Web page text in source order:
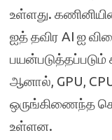
உள்ளது.
ஐத் தவிர AI ஐ
பயன்படுத்தப்படும்
ஆனால், GPU,
ஒருங்கிணைந்த
உள்ளன.